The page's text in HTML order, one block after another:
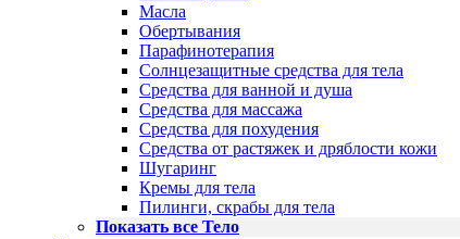
Масла
Обертывания
Парафинотерапия
Солнцезащитные средства для тела
Средства для ванной и душа
Средства для массажа
Средства для похудения
Средства от растяжек и дряблости кожи
Шугаринг
Кремы для тела
Пилинги, скрабы для тела
Показать все Тело